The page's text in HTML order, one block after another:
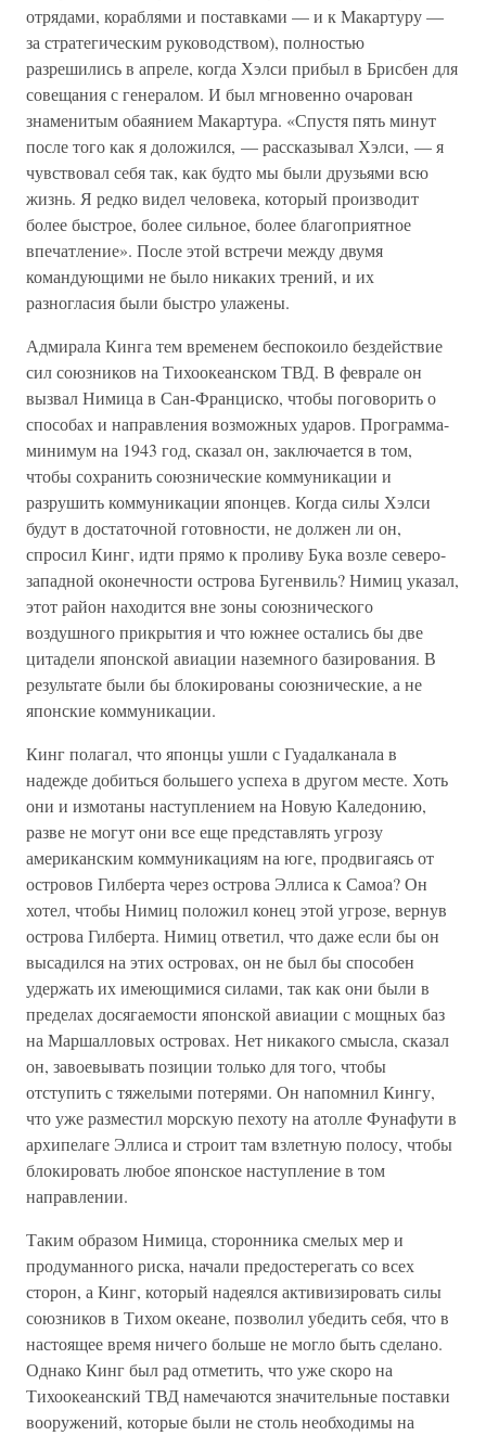
отрядами, кораблями и поставками — и к Макартуру —
за стратегическим руководством), полностью
разрешились в апреле, когда Хэлси прибыл в Брисбен для
совещания с генералом. И был мгновенно очарован
знаменитым обаянием Макартура. «Спустя пять минут
после того как я доложился, — рассказывал Хэлси, — я
чувствовал себя так, как будто мы были друзьями всю
жизнь. Я редко видел человека, который производит
более быстрое, более сильное, более благоприятное
впечатление». После этой встречи между двумя
командующими не было никаких трений, и их
разногласия были быстро улажены.
Адмирала Кинга тем временем беспокоило бездействие
сил союзников на Тихоокеанском ТВД. В феврале он
вызвал Нимица в Сан-Франциско, чтобы поговорить о
способах и направления возможных ударов. Программа-
минимум на 1943 год, сказал он, заключается в том,
чтобы сохранить союзнические коммуникации и
разрушить коммуникации японцев. Когда силы Хэлси
будут в достаточной готовности, не должен ли он,
спросил Кинг, идти прямо к проливу Бука возле северо-
западной оконечности острова Бугенвиль? Нимиц указал,
этот район находится вне зоны союзнического
воздушного прикрытия и что южнее остались бы две
цитадели японской авиации наземного базирования. В
результате были бы блокированы союзнические, а не
японские коммуникации.
Кинг полагал, что японцы ушли с Гуадалканала в
надежде добиться большего успеха в другом месте. Хоть
они и измотаны наступлением на Новую Каледонию,
разве не могут они все еще представлять угрозу
американским коммуникациям на юге, продвигаясь от
островов Гилберта через острова Эллиса к Самоа? Он
хотел, чтобы Нимиц положил конец этой угрозе, вернув
острова Гилберта. Нимиц ответил, что даже если бы он
высадился на этих островах, он не был бы способен
удержать их имеющимися силами, так как они были в
пределах досягаемости японской авиации с мощных баз
на Маршалловых островах. Нет никакого смысла, сказал
он, завоевывать позиции только для того, чтобы
отступить с тяжелыми потерями. Он напомнил Кингу,
что уже разместил морскую пехоту на атолле Фунафути в
архипелаге Эллиса и строит там взлетную полосу, чтобы
блокировать любое японское наступление в том
направлении.
Таким образом Нимица, сторонника смелых мер и
продуманного риска, начали предостерегать со всех
сторон, а Кинг, который надеялся активизировать силы
союзников в Тихом океане, позволил убедить себя, что в
настоящее время ничего больше не могло быть сделано.
Однако Кинг был рад отметить, что уже скоро на
Тихоокеанский ТВД намечаются значительные поставки
вооружений, которые были не столь необходимы на